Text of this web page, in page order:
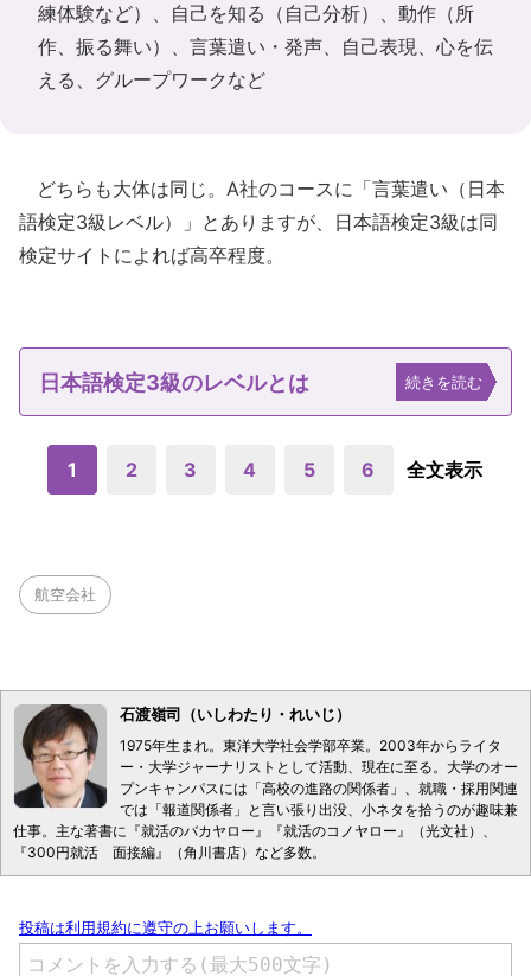
練体験など）、自己を知る（自己分析）、動作（所
作、振る舞い）、言葉遣い・発声、自己表現、心を伝
える、グループワークなど
どちらも大体は同じ。A社のコースに「言葉遣い（日本
語検定3級レベル）」とありますが、日本語検定3級は同
検定サイトによれば高卒程度。
日本語検定3級のレベルとは 続きを読む
1 2 3 4 5 6 全文表示
航空会社
石渡嶺司（いしわたり・れいじ）
1975年生まれ。東洋大学社会学部卒業。2003年からライタ
ー・大学ジャーナリストとして活動、現在に至る。大学のオー
プンキャンパスには「高校の進路の関係者」、就職・採用関連
では「報道関係者」と言い張り出没、小ネタを拾うのが趣味兼
仕事。主な著書に『就活のバカヤロー』『就活のコノヤロー』（光文社）、
『300円就活 面接編』（角川書店）など多数。